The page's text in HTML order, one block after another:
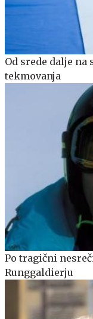
Od srede dalje
tekmovanja
Po tragični
Runggaldierju